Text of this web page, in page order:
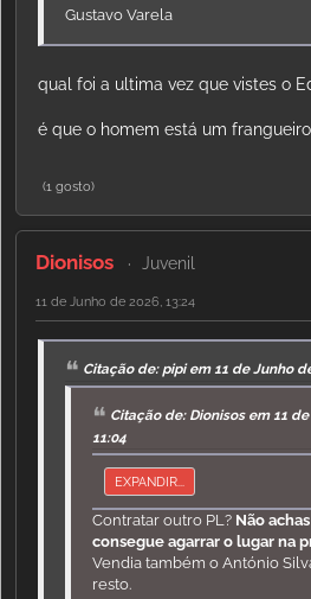
Gustavo Varela
qual foi a ultima vez que vistes o
é que o homem está um frangueiro
(1 gosto)
Dionisos Juvenil
11 de Junho de 2026, 13:24
Citação de: pipi em 11 de Junho
Citação de: Dionisos em 11
11:04
EXPANDIR...
Contratar outro PL? Não
consegue agarrar o lugar na
Vendia também o António
resto.